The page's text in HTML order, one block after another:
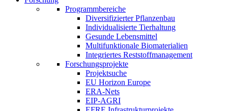
Programmbereiche
Diversifizierter Pflanzenbau
Individualisierte Tierhaltung
Gesunde Lebensmittel
Multifunktionale Biomaterialien
Integriertes Reststoffmanagement
Forschungsprojekte
Projektsuche
EU Horizon Europe
ERA-Nets
EIP-AGRI